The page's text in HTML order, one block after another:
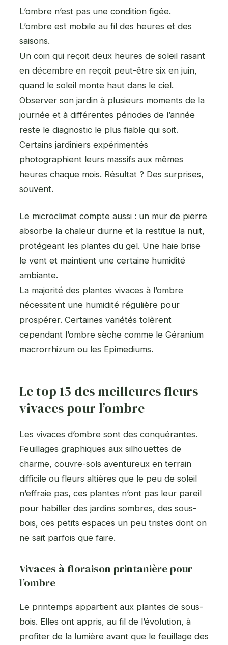
L’ombre n’est pas une condition figée.
L’ombre est mobile au fil des heures et des
saisons.
Un coin qui reçoit deux heures de soleil rasant
en décembre en reçoit peut-être six en juin,
quand le soleil monte haut dans le ciel.
Observer son jardin à plusieurs moments de la
journée et à différentes périodes de l’année
reste le diagnostic le plus fiable qui soit.
Certains jardiniers expérimentés
photographient leurs massifs aux mêmes
heures chaque mois. Résultat ? Des surprises,
souvent.
Le microclimat compte aussi : un mur de pierre
absorbe la chaleur diurne et la restitue la nuit,
protégeant les plantes du gel. Une haie brise
le vent et maintient une certaine humidité
ambiante.
La majorité des plantes vivaces à l’ombre
nécessitent une humidité régulière pour
prospérer. Certaines variétés tolèrent
cependant l’ombre sèche comme le Géranium
macrorrhizum ou les Epimediums.
Le top 15 des meilleures fleurs
vivaces pour l’ombre
Les vivaces d’ombre sont des conquérantes.
Feuillages graphiques aux silhouettes de
charme, couvre-sols aventureux en terrain
difficile ou fleurs altières que le peu de soleil
n’effraie pas, ces plantes n’ont pas leur pareil
pour habiller des jardins sombres, des sous-
bois, ces petits espaces un peu tristes dont on
ne sait parfois que faire.
Vivaces à floraison printanière pour
l’ombre
Le printemps appartient aux plantes de sous-
bois. Elles ont appris, au fil de l’évolution, à
profiter de la lumière avant que le feuillage des